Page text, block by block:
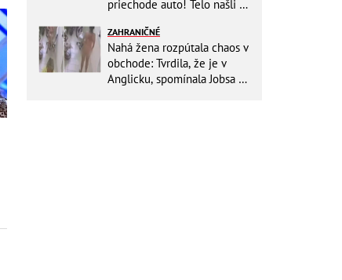
priechode auto! Telo našli o
ZAHRANIČNÉ
Nahá žena rozpútala chaos v
obchode: Tvrdila, že je v
Anglicku, spomínala Jobsa aj